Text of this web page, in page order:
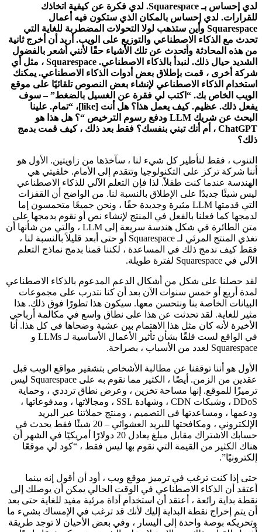
لدي إحساس بـ Squarespace. لدي فكرة عن كيفية اتخاذك
للقرارات. لدي إحساس بالمكان الذي ستكون فيه أعمال
Squarespace وأين ستذهب لولا التحولات المضطربة للغاية التي
تحدث مع الذكاء الاصطناعي والتوزيع على الويب. أريد أن أخرج ثانية
من هذه المحادثة وأتحدث عن تلك الأشياء حقًا لأنني أشعر بالفضول
الشديد حيال ذلك. لنبدأ بالذكاء الاصطناعي. Squarespace ، مثل أي
شركة أخرى ، قمت بإطلاق بعض أدوات الذكاء الاصطناعي. يمكنك
استخدام الذكاء الاصطناعي لإنشاء بعض النصوص تلقائيًا على موقع
الويب الخاص بك. “اكتب لي فقرة عن الغسيل بالضغط” – سوف
يفعل ذلك. عظيم. كيف يعمل هذا؟ هل أنت [like]، “تمام. علينا
البحث عن شريك LLM ودفع رسوم الترخيص “؟ هل هذا هو
ChatGPT ، أم أنك تبني بنفسك؟ فقط بعد ذلك ، كيف قمت بدمج
ذلك؟
التنوب ، فقط لتأطير كل شيء لنا ، سآخذها من زاويتين. الأول هو
أننا شركة تركز على التكنولوجيا وتتقدم إلى الأمام. خلفيتي هي
الهندسة عندما كنت طفلاً. لذا فإن التعلم الآلي للذكاء الاصطناعي
ليس شيئًا جديدًا على الإطلاق بالنسبة لنا. من الواضح أن القفزات
التي قدمتها LLM مثيرة وجديدة حقًا ، ونحن جميعًا متحمسون إما
لدمجها كما فعلنا بالفعل في المنتج لإنشاء نص أو نقوم بدمجها على
متن الطائرة في شكل هندسة سريعة إلى LLM ، والتي من شأنها أن
تغذي المنتج المرئي لـ Squarespace أو حتى أبعد قليلاً بالنسبة لنا ،
فقط كيف ندمج ذلك في المساعدة ، لكننا قمنا بدمج نماذج التعلم
الآلي في Squarespace لفترة طويلة.
لقد حصلنا على شكل من أشكال الدعم المدعوم بالذكاء الاصطناعي
لمدة أربع أو خمس سنوات الآن بعد أن كنا نتدرب على مجموعات
البيانات الخاصة بنا ونتحسن معها. سيكون هذا تطورًا فوق ذلك. هذا
مثير للغاية. لقد تحدثت عن هذا على نطاق واسع في مكالمة أرباحي
الأخيرة لأنه كان مثل هذا الاهتمام بين عشية وضحاها في كل هذا. أنا
في الواقع لست قلقًا بشأن تأثير الأعمال الأساسية لـ LLMs و
Squarespace لعدد من الأسباب ، بصراحة.
الأول هو أننا توقفنا عن مطالبة الأشخاص بتشفير مواقع الويب قبل
عقدين من الزمن. أيضًا ، الكثير مما نقوم به على Squarespace ليس
ترميزًا للموقع. إنها مساحة تخزين ، وعرض نطاق ترددي ، وحماية
DDoS ، وشبكات CDN ، وشهادة SSL ، ومجالاتها ، ومدفوعاتها ،
ودعمها ، ومساعدتها في التصميم ، ومنتج حملاتنا عبر البريد
الإلكتروني ، ومكافحتها للبريد العشوائي – 20 شيئًا فقط يحدث في
حسابك الاشتراك مقابل مبلغ يعادل 20 دولارًا أمريكيًا في الشهر أن
هناك الكثير من القيمة التي نقوم بها ليس فقط ، “كود لي موقعًا
إلكترونيًا”.
حتى إذا كنت ترغب في ترميز موقع ويب ، أود أن أقول إنه بينما
أعتقد أن الذكاء الاصطناعي في الوقت الحالي يمكن أن يوصلك إلى
نقطة بداية رائعة ، أعتقد أن استخدام أداة مرئية مفيد للغاية حتى بعد
أن يتم إخراج نقطة البداية إليك لأنك قد ترغب في الإمساك بشيء ما
وتحريكه بوصة واحدة إلى اليسار ، وفي بعض الأحيان لا توجد طريقة